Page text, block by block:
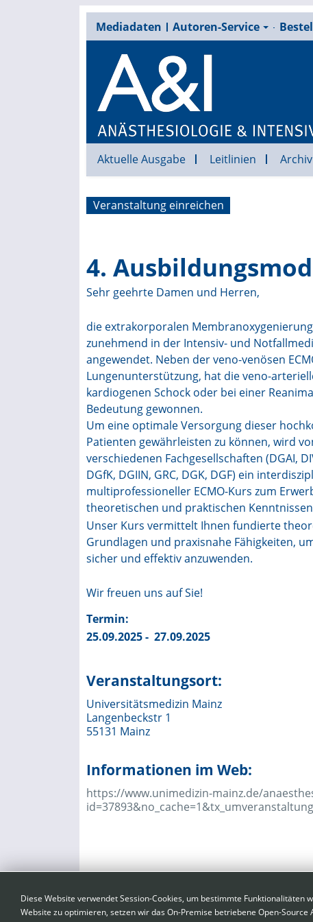
Mediadaten Autoren-Service
Aktuelle Ausgabe Leitlinien Archiv
Veranstaltung einreichen
4.
Sehr geehrte Damen und Herren,
die extrakorporalen Membranoxygenierung
zunehmend in der Intensiv- und
angewendet. Neben der veno-venösen
Lungenunterstützung, hat die veno-
kardiogenen Schock oder bei einer
Bedeutung gewonnen.
Um eine optimale Versorgung dieser
Patienten gewährleisten zu können, wird
verschiedenen Fachgesellschaften (DGAI,
DGfK, DGIIN, GRC, DGK, DGF) ein
multiprofessioneller ECMO-Kurs zum
theoretischen und praktischen
Unser Kurs vermittelt Ihnen fundierte
Grundlagen und praxisnahe Fähigkeiten,
sicher und effektiv anzuwenden.
Wir freuen uns auf Sie!
Termin:
25.09.2025 - 27.09.2025
Veranstaltungsort:
Universitätsmedizin Mainz
Langenbeckstr 1
55131 Mainz
Informationen im Web:
https://www.unimedizin-mainz.de/
Diese Website verwendet Session-Cookies, um bestimmte
Website zu optimieren, setzen wir das On-Premise betriebene Open-